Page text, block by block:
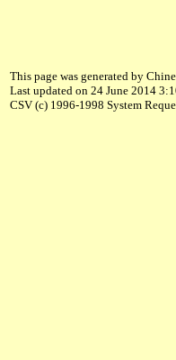
This page was generated by
Last updated on 24 June 2014
CSV (c) 1996-1998 System